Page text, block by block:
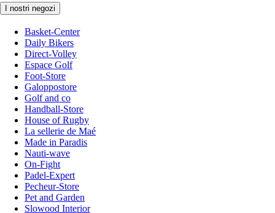
I nostri negozi
Basket-Center
Daily Bikers
Direct-Volley
Espace Golf
Foot-Store
Galoppostore
Golf and co
Handball-Store
House of Rugby
La sellerie de Maé
Made in Paradis
Nauti-wave
On-Fight
Padel-Expert
Pecheur-Store
Pet and Garden
Slowood Interior